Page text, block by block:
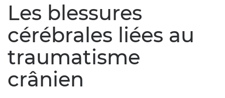
Les blessures
cérébrales liées au
traumatisme
crânien